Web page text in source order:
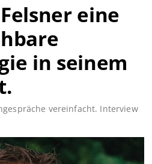
eine
in seinem
vereinfacht. Interview